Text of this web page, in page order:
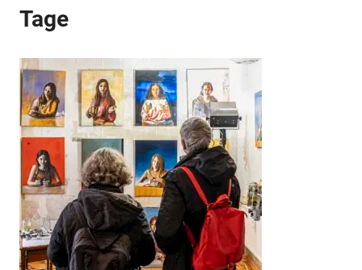
Anzeige
Anzeige
Anzeige
Tage